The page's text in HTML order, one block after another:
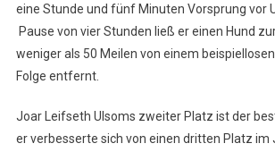
eine Stunde und fünf Minuten Vorsprung vor
Pause von vier Stunden ließ er einen Hund
weniger als 50 Meilen von einem
Folge entfernt.
Joar Leifseth Ulsoms zweiter Platz ist der
er verbesserte sich von einen dritten Platz im